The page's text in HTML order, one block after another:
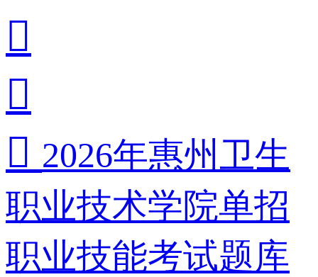


 2026年惠州卫生
职业技术学院单招
职业技能考试题库